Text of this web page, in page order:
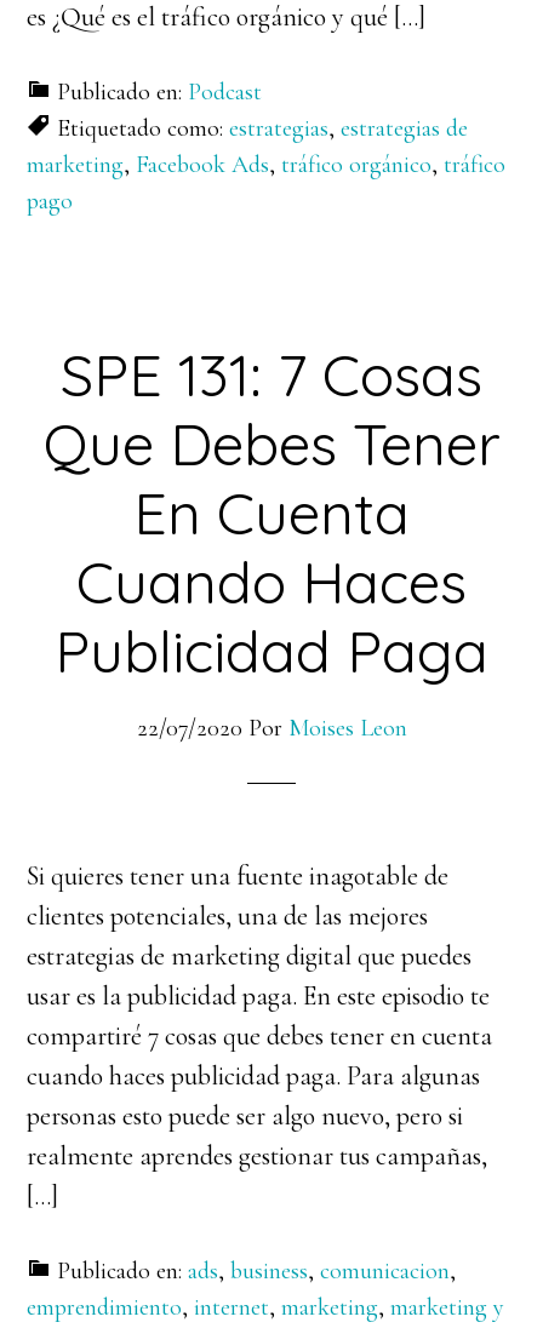
es ¿Qué es el tráfico orgánico y qué […]
Publicado en: Podcast
Etiquetado como:estrategias,estrategias de
marketing, Facebook Ads,tráfico orgánico,tráfico
pago
SPE 131: 7 Cosas
Que Debes Tener
En Cuenta
Cuando Haces
Publicidad Paga
22/07/2020 Por Moises Leon
Si quieres tener una fuente inagotable de
clientes potenciales, una de las mejores
estrategias de marketing digital que puedes
usar es la publicidad paga. En este episodio te
compartiré 7 cosas que debes tener en cuenta
cuando haces publicidad paga. Para algunas
personas esto puede ser algo nuevo, pero si
realmente aprendes gestionar tus campañas,
[…]
Publicado en:ads,business,comunicacion,
emprendimiento,internet,marketing,marketing y